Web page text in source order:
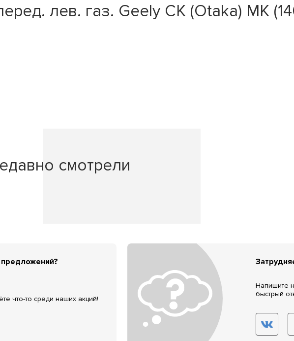
лев. газ. Geely CK (Otaka) MK
смотрели
что-то среди наших акций!
Напишите
быстрый